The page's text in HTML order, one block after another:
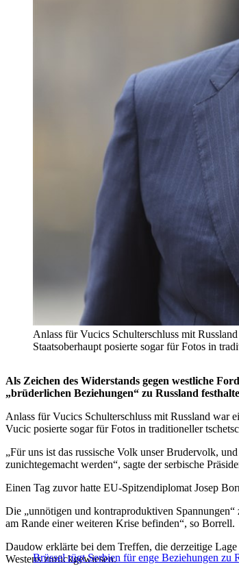
Anlass für Vucics Schulterschluss mit
Staatsoberhaupt posierte sogar für Fotos in
Als Zeichen des Widerstands gegen westliche
„brüderlichen Beziehungen“ zu Russland
Anlass für Vucics Schulterschluss mit Russland war
Vucic posierte sogar für Fotos in traditioneller
„Für uns ist das russische Volk unser Brudervolk,
zunichtegemacht werden“, sagte der serbische
Einen Tag zuvor hatte EU-Spitzendiplomat Josep
Die „unnötigen und kontraproduktiven
am Rande einer weiteren Krise befinden“, so Borrell.
Brüssel rügt Serbien für enge Beziehungen zu
Daudow erklärte bei dem Treffen, die derzeitige
Westens zurückgewiesen.